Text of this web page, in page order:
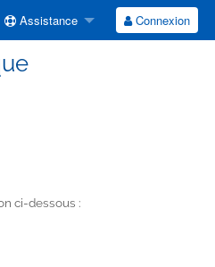
Assistance Connexion
ci-dessous :